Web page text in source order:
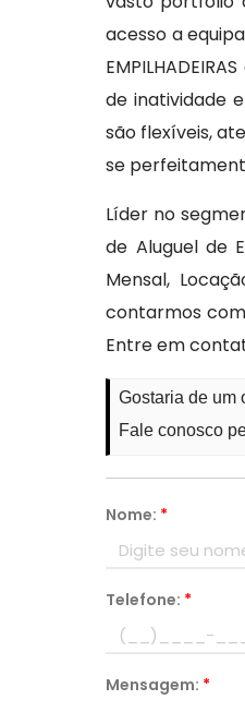
acesso a
de inatividade
são flexíveis,
se
Líder no
de Aluguel de
Mensal,
contarmos
Entre em
Gostaria de um
Fale conosco
Nome: *
Telefone: *
Mensagem: *